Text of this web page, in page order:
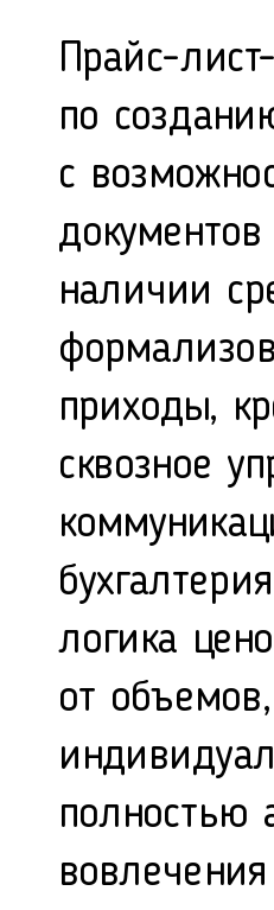
Прайс-
по
с
наличии
приходы,
сквозное
логика
от
полностью